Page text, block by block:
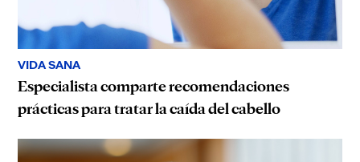
VIDA SANA
Especialista comparte recomendaciones
prácticas para tratar la caída del cabello